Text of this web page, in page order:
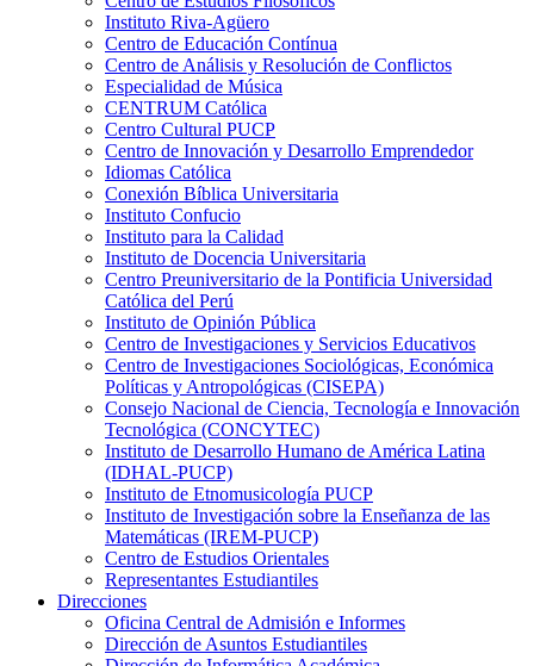
Instituto Riva-Agüero
Centro de Educación Contínua
Centro de Análisis y Resolución de Conflictos
Especialidad de Música
CENTRUM Católica
Centro Cultural PUCP
Centro de Innovación y Desarrollo Emprendedor
Idiomas Católica
Conexión Bíblica Universitaria
Instituto Confucio
Instituto para la Calidad
Instituto de Docencia Universitaria
Centro Preuniversitario de la Pontificia Universidad
Católica del Perú
Instituto de Opinión Pública
Centro de Investigaciones y Servicios Educativos
Centro de Investigaciones Sociológicas, Económica
Políticas y Antropológicas (CISEPA)
Consejo Nacional de Ciencia, Tecnología e Innovación
Tecnológica (CONCYTEC)
Instituto de Desarrollo Humano de América Latina
(IDHAL-PUCP)
Instituto de Etnomusicología PUCP
Instituto de Investigación sobre la Enseñanza de las
Matemáticas (IREM-PUCP)
Centro de Estudios Orientales
Representantes Estudiantiles
Direcciones
Oficina Central de Admisión e Informes
Dirección de Asuntos Estudiantiles